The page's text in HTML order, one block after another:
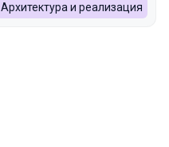
Архитектура и реализация